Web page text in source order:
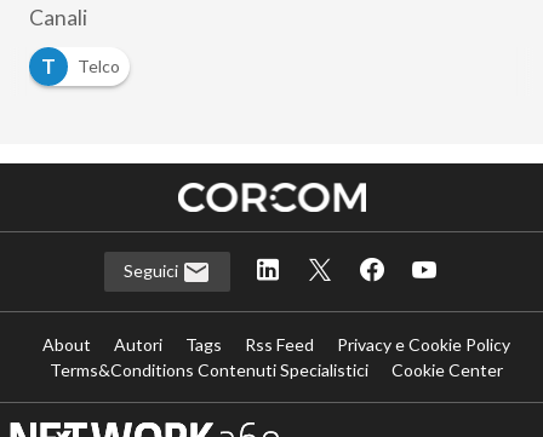
Canali
T
Telco
Seguici
About Autori Tags Rss Feed
Privacy e Cookie Policy
Terms&Conditions Contenuti Specialistici
Cookie Center